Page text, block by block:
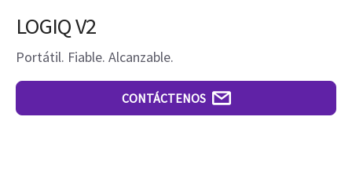
LOGIQ V2
Portátil. Fiable. Alcanzable.
CONTÁCTENOS